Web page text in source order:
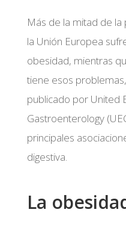
Más de la mitad de
la Unión Europea
obesidad, mientras
tiene esos
publicado por United
Gastroenterology
principales
digestiva.
La